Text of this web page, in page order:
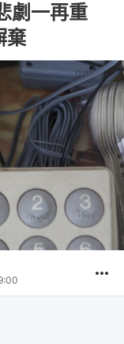
劇一再重
棄